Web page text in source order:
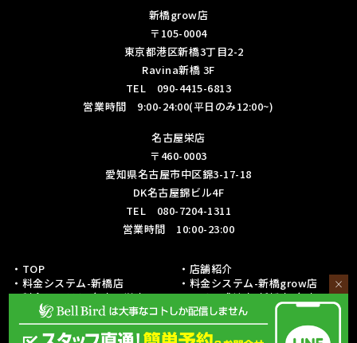
新橋grow店
〒105-0004
東京都港区新橋3丁目2-2
Ravina新橋 3F
TEL 090-4415-6813
営業時間 9:00-24:00(平日のみ12:00~)
名古屋栄店
〒460-0003
愛知県名古屋市中区錦3-17-18
DK名古屋錦ビル4F
TEL 080-7204-1311
営業時間 10:00-23:00
・TOP
・店舗紹介
・料金システム-新橋店
・料金システム-新橋grow店
・料金システム-名古屋栄店
・フリー成績表-新橋店/名古屋栄
店
・各種リーグ戦成績表-新橋店
・各種リーグ戦成績表-名古屋栄店
×